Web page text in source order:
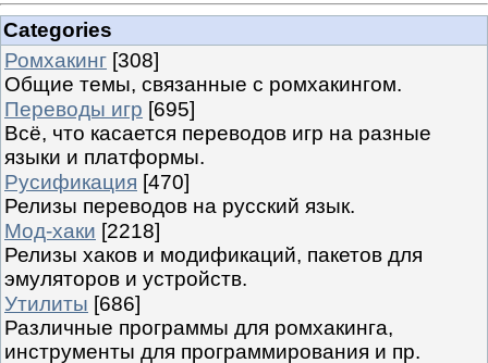
Categories
Ромхакинг [308]
Общие темы, связанные с ромхакингом.
Переводы игр [695]
Всё, что касается переводов игр на разные
языки и платформы.
Русификация [470]
Релизы переводов на русский язык.
Мод-хаки [2218]
Релизы хаков и модификаций, пакетов для
эмуляторов и устройств.
Утилиты [686]
Различные программы для ромхакинга,
инструменты для программирования и пр.